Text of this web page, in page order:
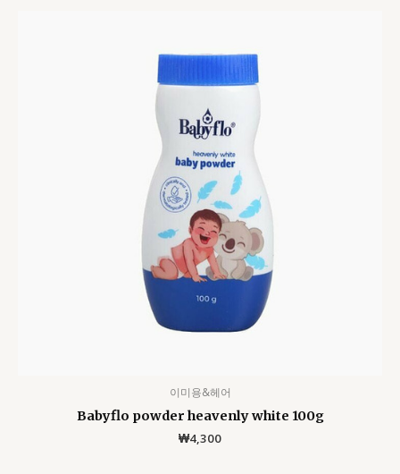
이미용&헤어
Babyflo powder heavenly white 100g
₩4,300